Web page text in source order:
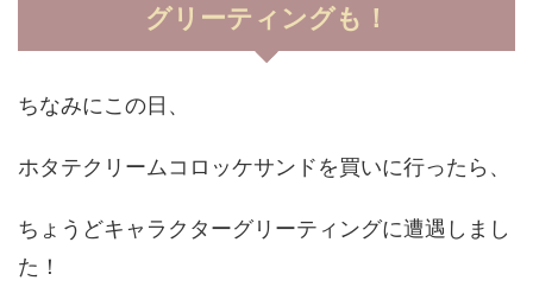
グリーティングも！
ちなみにこの日、
ホタテクリームコロッケサンドを買いに行ったら、
ちょうどキャラクターグリーティングに遭遇しまし
た！